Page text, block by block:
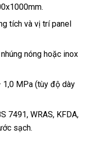
tích và vị trí panel
nóng hoặc inox
1,0 MPa (tùy độ dày
7491, WRAS, KFDA,
sạch.